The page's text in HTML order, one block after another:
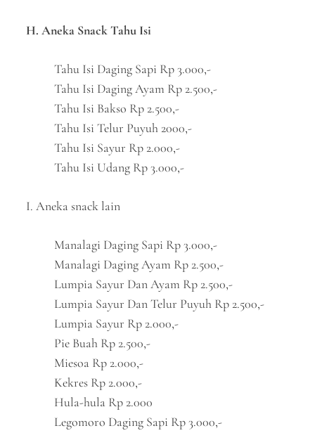
H. Aneka Snack Tahu Isi
Tahu Isi Daging Sapi Rp 3.000,-
Tahu Isi Daging Ayam Rp 2.500,-
Tahu Isi Bakso Rp 2.500,-
Tahu Isi Telur Puyuh 2000,-
Tahu Isi Sayur Rp 2.000,-
Tahu Isi Udang Rp 3.000,-
I. Aneka snack lain
Manalagi Daging Sapi Rp 3.000,-
Manalagi Daging Ayam Rp 2.500,-
Lumpia Sayur Dan Ayam Rp 2.500,-
Lumpia Sayur Dan Telur Puyuh Rp 2.500,-
Lumpia Sayur Rp 2.000,-
Pie Buah Rp 2.500,-
Miesoa Rp 2.000,-
Kekres Rp 2.000,-
Hula-hula Rp 2.000
Legomoro Daging Sapi Rp 3.000,-